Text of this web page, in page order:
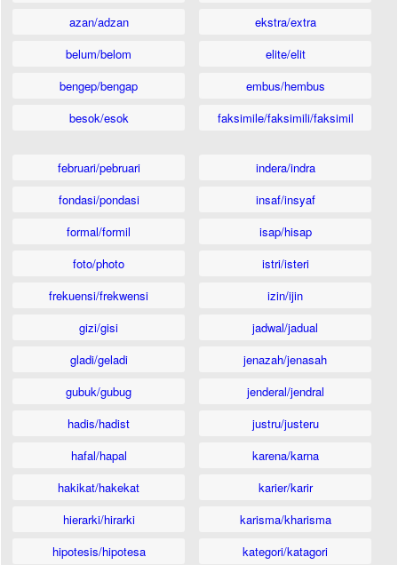
azan/adzan
belum/belom
bengep/bengap
besok/esok
ekstra/extra
elite/elit
embus/hembus
faksimile/faksimili/faksimil
februari/pebruari
fondasi/pondasi
formal/formil
foto/photo
frekuensi/frekwensi
gizi/gisi
gladi/geladi
gubuk/gubug
hadis/hadist
hafal/hapal
hakikat/hakekat
hierarki/hirarki
hipotesis/hipotesa
indera/indra
insaf/insyaf
isap/hisap
istri/isteri
izin/ijin
jadwal/jadual
jenazah/jenasah
jenderal/jendral
justru/justeru
karena/karna
karier/karir
karisma/kharisma
kategori/katagori